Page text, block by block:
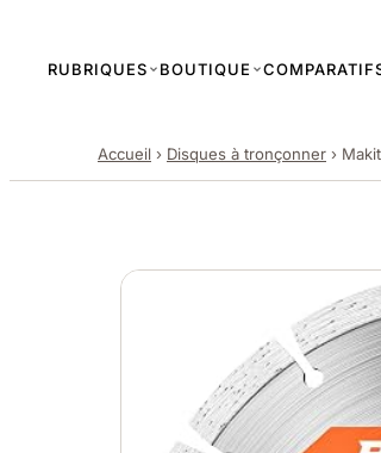
RUBRIQUES BOUTIQUE
Accueil › Disques à tronçonner ›